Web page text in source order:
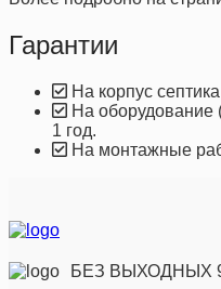
Гарантии
На корпус
На оборудование
1 год.
На монтажные
БЕЗ ВЫХОДНЫХ